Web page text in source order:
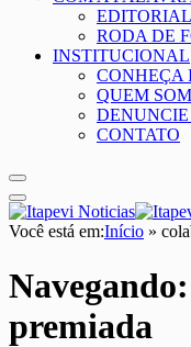
EDITORIAL
RODA DE
INSTITUCIONAL
CONHEÇA
QUEM
CONTATO
Você está em:Início »
Navegando:
premiada